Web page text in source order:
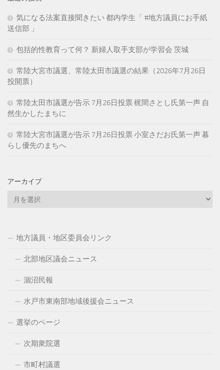
気になる法案直接聞きたい 都内学生「 #地方議員にお手紙
送信部 」
包括的性教育って何？ 新婦人取手支部が学習会 茨城
常陸大宮市議選、常陸太田市議選の結果（2026年7月26日
投開票）
常陸太田市議選が告示 7月26日投票 梶間さとし氏第一声 自
然生かしたまちに
常陸大宮市議選が告示 7月26日投票 小室さだお氏第一声 暮
らし優先のまちへ
アーカイブ
地方議員・地区委員会リンク
北部地区議会ニュース
涸沼民報
水戸市東南部地域後援会ニュース
選挙のページ
次期衆院選
市町村議選